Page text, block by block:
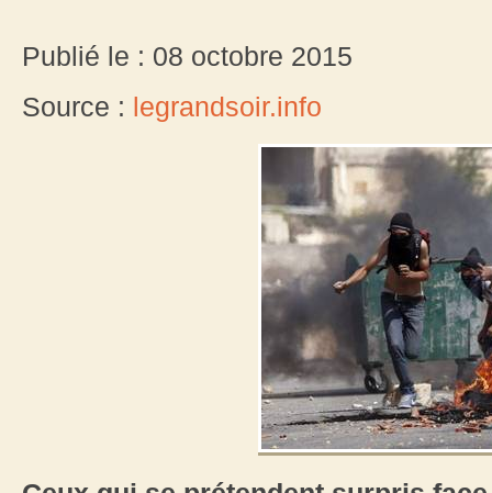
Publié le : 08 octobre 2015
Source : legrandsoir.info